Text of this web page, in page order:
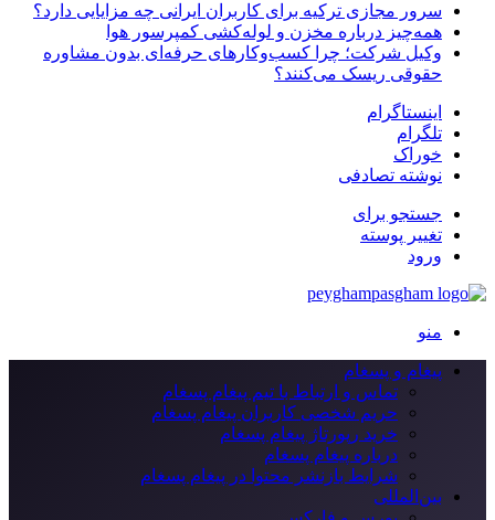
سرور مجازی ترکیه برای کاربران ایرانی چه مزایایی دارد؟
همه‌چیز درباره مخزن و لوله‌کشی کمپرسور هوا
وکیل شرکت؛ چرا کسب‌وکارهای حرفه‌ای بدون مشاوره
حقوقی ریسک می‌کنند؟
اینستاگرام
تلگرام
خوراک
نوشته تصادفی
جستجو برای
تغییر پوسته
ورود
منو
پیغام و پسغام
تماس و ارتباط با تیم پیغام پسغام
حریم شخصی کاربران پیغام پسغام
خرید رپورتاژ پیغام پسغام
درباره پیغام پسغام
شرایط بازنشر محتوا در پیغام پسغام
بین‌المللی